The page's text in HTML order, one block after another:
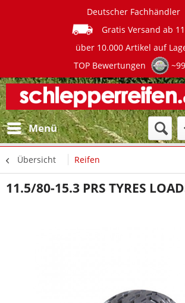
Deutscher Fachhändler
Gratis Versand ab
über 10.000 Artikel auf
TOP Bewertungen
Menü
Übersicht Reifen
11.5/80-15.3 PRS TYRES